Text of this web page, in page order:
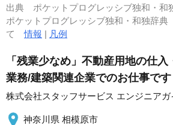
出典 ポケットプログレッシブ独和・和
ポケットプログレッシブ独和・和独辞典
て情報 | 凡例
「残業少なめ」不動産用地の仕
業務/建築関連企業でのお仕事です
株式会社スタッフサービス エンジニアガ
神奈川県 相模原市